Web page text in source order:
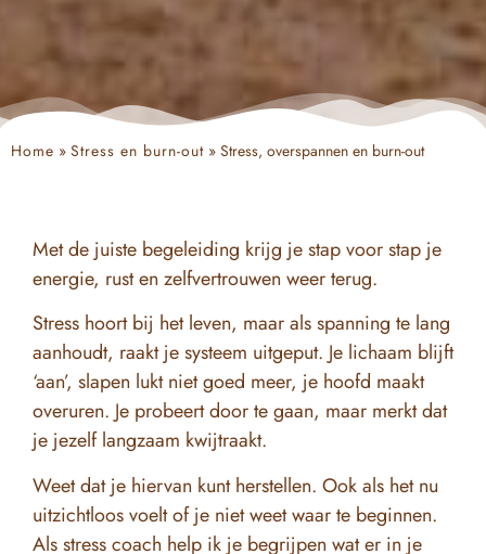
Home » Stress en burn-out » Stress, overspannen en burn-out
Met de juiste begeleiding krijg je stap voor stap je
energie, rust en zelfvertrouwen weer terug.
Stress hoort bij het leven, maar als spanning te lang
aanhoudt, raakt je systeem uitgeput. Je lichaam blijft
‘aan’, slapen lukt niet goed meer, je hoofd maakt
overuren. Je probeert door te gaan, maar merkt dat
je jezelf langzaam kwijtraakt.
Weet dat je hiervan kunt herstellen. Ook als het nu
uitzichtloos voelt of je niet weet waar te beginnen.
Als stress coach help ik je begrijpen wat er in je